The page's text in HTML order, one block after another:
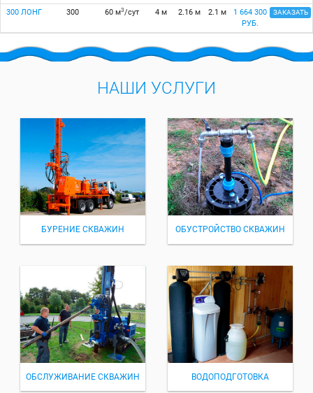
300 ЛОНГ 300 60 м3/сут 4 м 2.16 м 2.1 м
1 664 300
РУБ.
ЗАКАЗАТЬ
НАШИ УСЛУГИ
БУРЕНИЕ СКВАЖИН ОБУСТРОЙСТВО СКВАЖИН
ОБСЛУЖИВАНИЕ СКВАЖИН ВОДОПОДГОТОВКА